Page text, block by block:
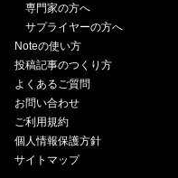
専門家の方へ
サプライヤーの方へ
Noteの使い方
投稿記事のつくり方
よくあるご質問
お問い合わせ
ご利用規約
個人情報保護方針
サイトマップ